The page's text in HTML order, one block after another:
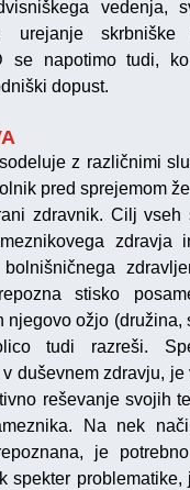
vedenja,
skrbniške
se napotimo tudi,
dopust.
z različnimi
pred sprejemom
zdravnik. Cilj vseh
zdravja
stisko
ožjo (družina,
tudi razreši.
duševnem zdravju, je
reševanje svojih
Na nek
je
spekter